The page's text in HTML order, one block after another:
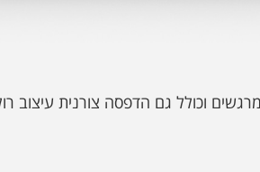
וכולל גם הדפסה צורנית עיצוב